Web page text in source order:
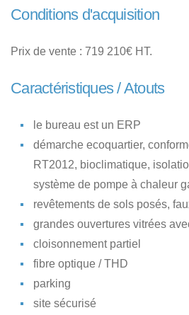
Conditions d'acquisition
Prix de vente : 719 210€ HT.
Caractéristiques / Atouts
le bureau est un ERP
démarche ecoquartier,
RT2012, bioclimatique,
système de pompe à chaleur
revêtements de sols posés,
grandes ouvertures vitrées
cloisonnement partiel
fibre optique / THD
parking
site sécurisé